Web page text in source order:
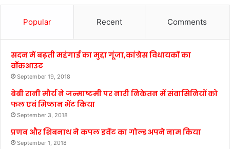
Popular Recent Comments
सदन में बढ़ती महंगाई का मुद्दा गूंजा,कांग्रेस विधायकों का
वॉकआउट
September 19, 2018
बेबी रानी मौर्य ने जन्माष्टमी पर नारी निकेतन में संवासिनियों को
फल एवं मिष्ठान भेंट किया
September 3, 2018
प्रणब और शिबनाथ ने कपल इवेंट का गोल्ड अपने नाम किया
September 1, 2018